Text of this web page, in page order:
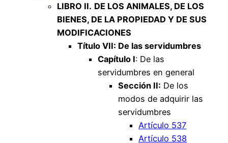
LIBRO II. DE LOS ANIMALES, DE LOS
BIENES, DE LA PROPIEDAD Y DE SUS
MODIFICACIONES
Título VII: De las servidumbres
Capítulo I: De las
servidumbres en general
Sección II: De los
modos de adquirir las
servidumbres
Artículo 537
Artículo 538